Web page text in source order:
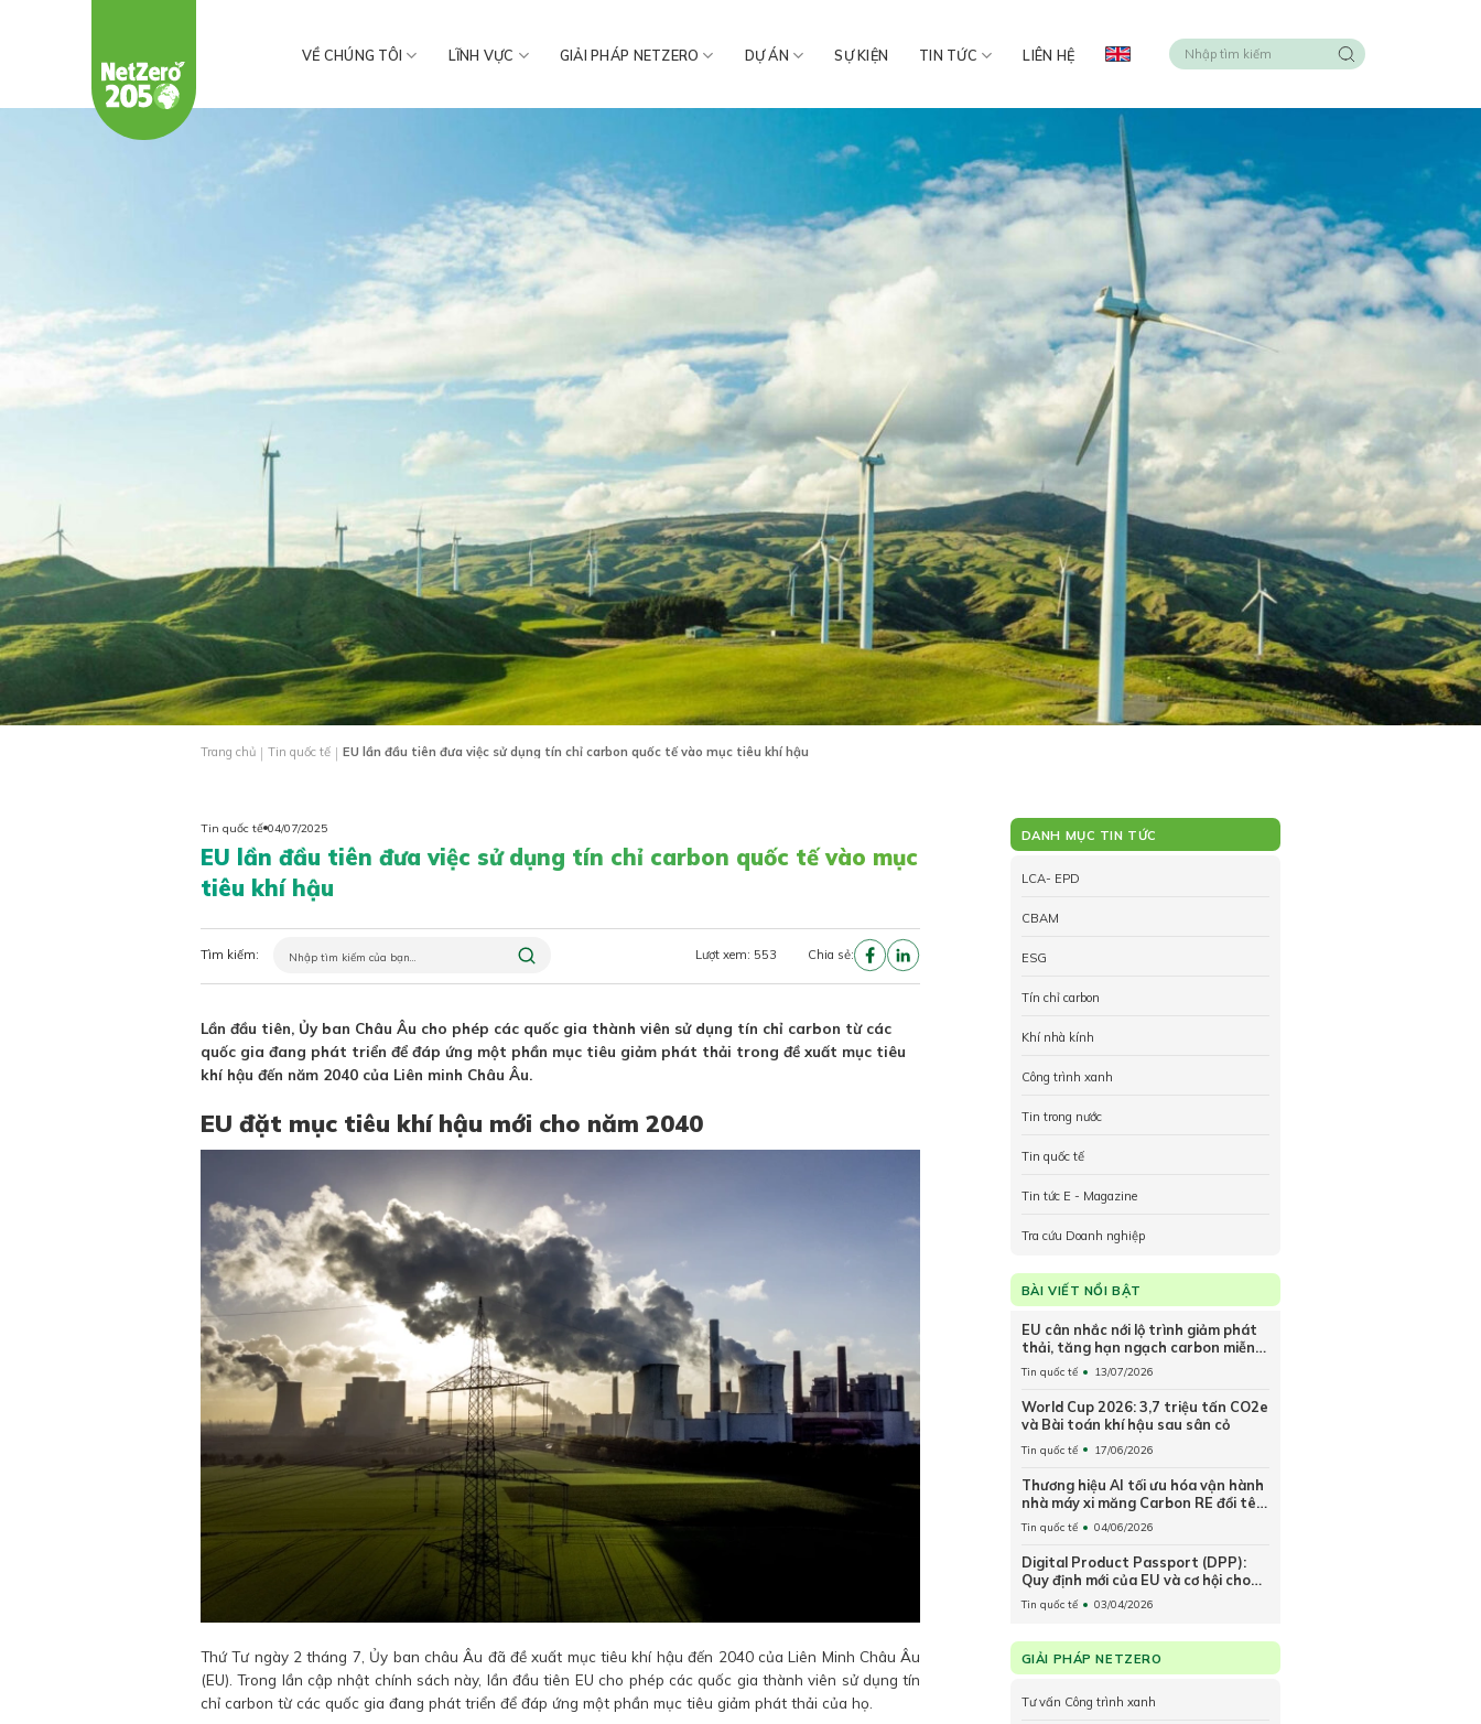
VỀ CHÚNG TÔI LĨNH VỰC GIẢI PHÁP NETZERO DỰ ÁN SỰ KIỆN TIN TỨC LIÊN HỆ
Trang chủ | Tin quốc tế | EU lần đầu tiên đưa việc sử dụng tín chỉ carbon quốc tế vào mục tiêu khí hậu
Tin quốc tế 04/07/2025
EU lần đầu tiên đưa việc sử dụng tín chỉ carbon quốc tế vào mục
tiêu khí hậu
Tìm kiếm: Lượt xem: 553 Chia sẻ:
Lần đầu tiên, Ủy ban Châu Âu cho phép các quốc gia thành viên sử dụng tín chỉ carbon từ các
quốc gia đang phát triển để đáp ứng một phần mục tiêu giảm phát thải trong đề xuất mục tiêu
khí hậu đến năm 2040 của Liên minh Châu Âu.
EU đặt mục tiêu khí hậu mới cho năm 2040
Thứ Tư ngày 2 tháng 7, Ủy ban châu Âu đã đề xuất mục tiêu khí hậu đến 2040 của Liên Minh Châu Âu
(EU). Trong lần cập nhật chính sách này, lần đầu tiên EU cho phép các quốc gia thành viên sử dụng tín
chỉ carbon từ các quốc gia đang phát triển để đáp ứng một phần mục tiêu giảm phát thải của họ.
DANH MỤC TIN TỨC
LCA- EPD
CBAM
ESG
Tín chỉ carbon
Khí nhà kính
Công trình xanh
Tin trong nước
Tin quốc tế
Tin tức E - Magazine
Tra cứu Doanh nghiệp
BÀI VIẾT NỔI BẬT
EU cân nhắc nới lộ trình giảm phát
thải, tăng hạn ngạch carbon miễn
phí cho doanh nghiệp
Tin quốc tế 13/07/2026
World Cup 2026: 3,7 triệu tấn CO2e
và Bài toán khí hậu sau sân cỏ
Tin quốc tế 17/06/2026
Thương hiệu AI tối ưu hóa vận hành
nhà máy xi măng Carbon RE đổi tên
thành Gigaton
Tin quốc tế 04/06/2026
Digital Product Passport (DPP):
Quy định mới của EU và cơ hội cho
doanh nghiệp xuất khẩu
Tin quốc tế 03/04/2026
GIẢI PHÁP NETZERO
Tư vấn Công trình xanh